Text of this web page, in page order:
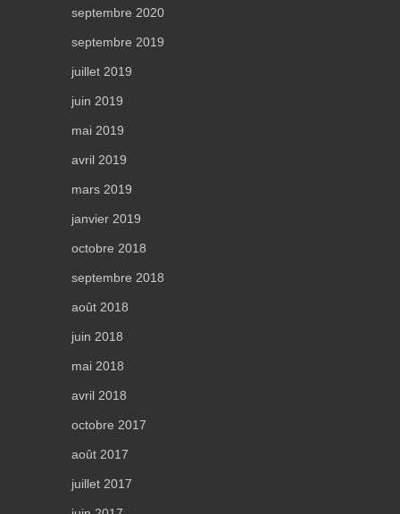
septembre 2020
septembre 2019
juillet 2019
juin 2019
mai 2019
avril 2019
mars 2019
janvier 2019
octobre 2018
septembre 2018
août 2018
juin 2018
mai 2018
avril 2018
octobre 2017
août 2017
juillet 2017